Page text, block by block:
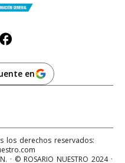
en
los derechos reservados:
© ROSARIO NUESTRO 2024 ·